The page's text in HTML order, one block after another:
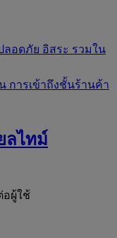
ลอดภัย อิสระ รวมใน
การเข้าถึงชั้นร้านค้า
ลไทม์
ผู้ใช้